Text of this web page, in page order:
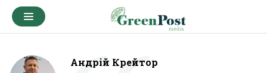
Андрій Крейтор